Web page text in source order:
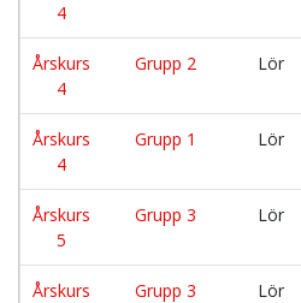
4
Årskurs
4
Grupp 2 Lör
Årskurs
4
Grupp 1 Lör
Årskurs
5
Grupp 3 Lör
Årskurs
Grupp 3 Lör